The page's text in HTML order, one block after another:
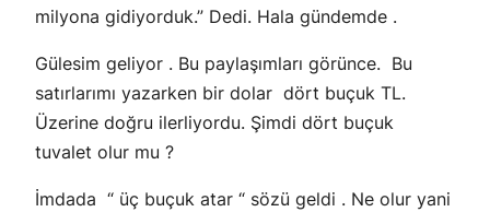
milyona gidiyorduk.” Dedi. Hala gündemde .
Gülesim geliyor . Bu paylaşımları görünce. Bu
satırlarımı yazarken bir dolar dört buçuk TL.
Üzerine doğru ilerliyordu. Şimdi dört buçuk
tuvalet olur mu ?
İmdada “ üç buçuk atar “ sözü geldi . Ne olur yani